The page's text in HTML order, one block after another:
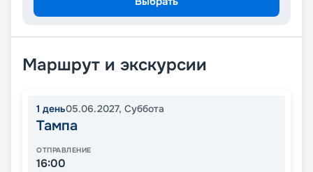
Маршрут и экскурсии
1 день05.06.2027, Суббота
Тампа
ОТПРАВЛЕНИЕ
16:00